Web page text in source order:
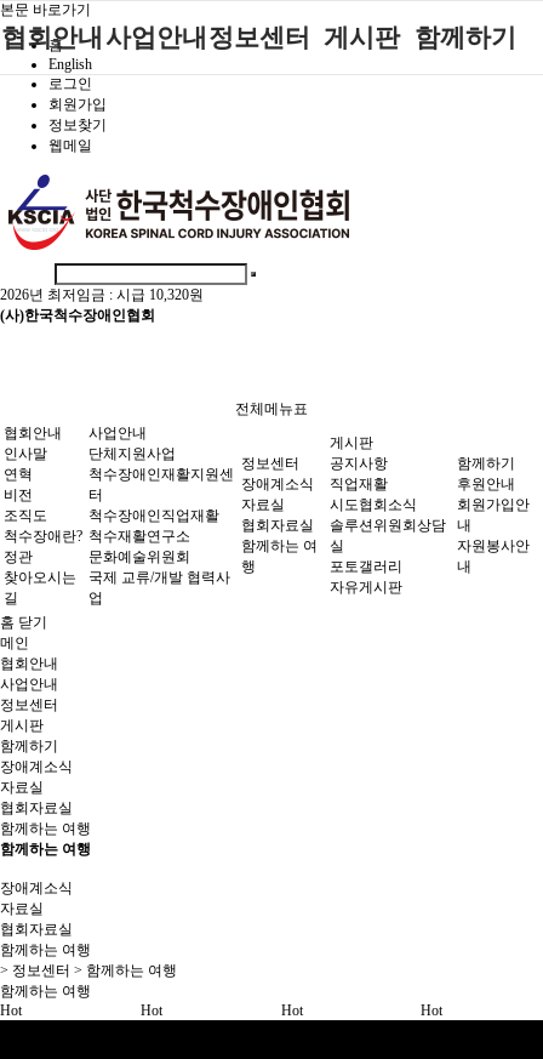
본문 바로가기
홈
English
로그인
회원가입
정보찾기
웹메일
2026년 최저임금 : 시급 10,320원
(사)한국척수장애인협회
협회안내
인사말
연혁
조직도
척수장애란?
정관
찾아오시는길
사업안내
단체지원사업
척수장애인재
척수장애인직
업재활
문화예술위원
정보센터
함께하는 여
행
게시판
솔루션위원회
상담실
함께하기
전체메뉴표
협회안내
인사말
연혁
비전
조직도
척수장애란?
정관
찾아오시는
길
사업안내
단체지원사업
척수장애인재활지원센
터
척수장애인직업재활
척수재활연구소
문화예술위원회
국제 교류/개발 협력사
업
정보센터
장애계소식
자료실
협회자료실
함께하는 여
행
게시판
공지사항
직업재활
시도협회소식
솔루션위원회상담
실
포토갤러리
자유게시판
함께하기
후원안내
회원가입안
내
자원봉사안
내
홈 닫기
메인
협회안내
사업안내
정보센터
게시판
함께하기
장애계소식
자료실
협회자료실
함께하는 여행
함께하는 여행
장애계소식
자료실
협회자료실
함께하는 여행
> 정보센터 > 함께하는 여행
함께하는 여행
Hot
Hot Hot Hot